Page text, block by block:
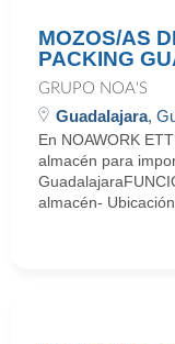
MOZOS/AS
PACKING
GRUPO NOA'S
Guadalajara,
En NOAWORK
almacén para
almacén- Ubicación